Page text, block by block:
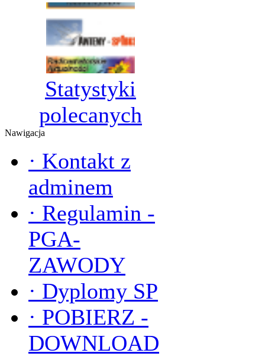
Statystyki
polecanych
Nawigacja
· Kontakt z
adminem
· Regulamin -
PGA-
ZAWODY
· Dyplomy SP
· POBIERZ -
DOWNLOAD